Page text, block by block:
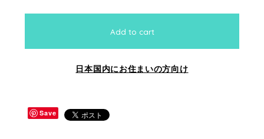
Add to cart
日本国内にお住まいの方向け
Save